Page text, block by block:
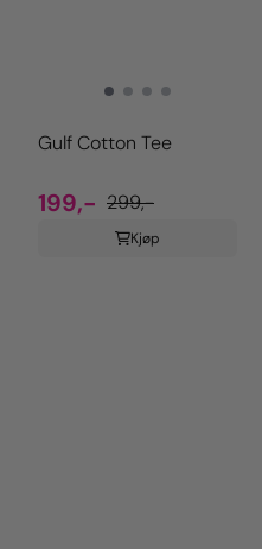
Gulf Cotton Tee
199,- 299,-
Kjøp